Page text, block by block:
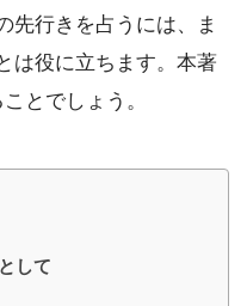
先行きを占うには、ま
は役に立ちます。本著
とでしょう。
して